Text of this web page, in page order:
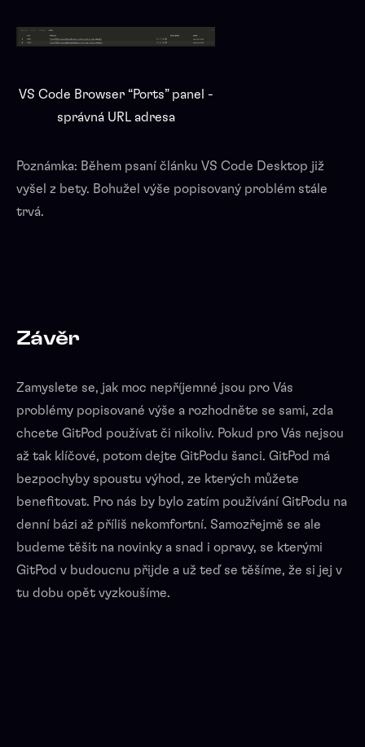
VS Code Browser “Ports” panel -
správná URL adresa
Poznámka: Během psaní článku VS Code Desktop již
vyšel z bety. Bohužel výše popisovaný problém stále
trvá.
Závěr
Zamyslete se, jak moc nepříjemné jsou pro Vás
problémy popisované výše a rozhodněte se sami, zda
chcete GitPod používat či nikoliv. Pokud pro Vás nejsou
až tak klíčové, potom dejte GitPodu šanci. GitPod má
bezpochyby spoustu výhod, ze kterých můžete
benefitovat. Pro nás by bylo zatím používání GitPodu na
denní bázi až příliš nekomfortní. Samozřejmě se ale
budeme těšit na novinky a snad i opravy, se kterými
GitPod v budoucnu přijde a už teď se těšíme, že si jej v
tu dobu opět vyzkoušíme.